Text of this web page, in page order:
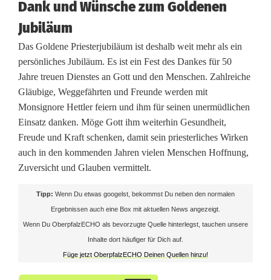
Dank und Wünsche zum Goldenen
Jubiläum
Das Goldene Priesterjubiläum ist deshalb weit mehr als ein
persönliches Jubiläum. Es ist ein Fest des Dankes für 50
Jahre treuen Dienstes an Gott und den Menschen. Zahlreiche
Gläubige, Weggefährten und Freunde werden mit
Monsignore Hettler feiern und ihm für seinen unermüdlichen
Einsatz danken. Möge Gott ihm weiterhin Gesundheit,
Freude und Kraft schenken, damit sein priesterliches Wirken
auch in den kommenden Jahren vielen Menschen Hoffnung,
Zuversicht und Glauben vermittelt.
Tipp: Wenn Du etwas googelst, bekommst Du neben den normalen
Ergebnissen auch eine Box mit aktuellen News angezeigt.
Wenn Du OberpfalzECHO als bevorzugte Quelle hinterlegst, tauchen unsere
Inhalte dort häufiger für Dich auf.
Füge jetzt OberpfalzECHO Deinen Quellen hinzu!